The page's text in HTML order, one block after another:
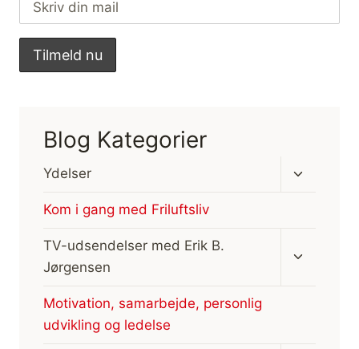
Blog Kategorier
Ydelser
Skift
Kom i gang med Friluftsliv
TV-udsendelser med Erik B.
Jørgensen
Motivation, samarbejde, personlig
udvikling og ledelse